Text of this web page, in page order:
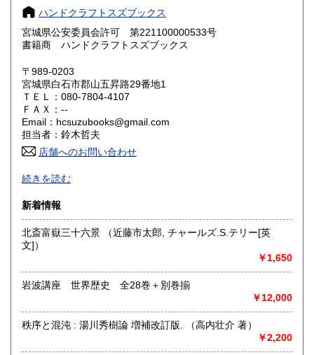
奈良県 185円
鳥取県 185円 島根県
岡山県
山口県 185円
香川県 185円
高知県 185円
佐賀県
熊本県 185円 大分県 185円
宮崎県
185円
ハンドクラフトスズブックス
宮城県公安委員会許可 第221100000533号
書籍商 ハンドクラフトスズブックス
〒989-0203
宮城県白石市郡山五昇路29番地1
ＴＥＬ：080-7804-4107
ＦＡＸ：--
Email：hcsuzubooks@gmail.com
担当者：鈴木哲夫
店舗へのお問い合わせ
「作って、遊んで、学ぶ」をテーマにしたオンラインブック
ストアです。
彩なジャンルを取り扱っております。
沿線名：-
最寄駅：-
定休日：不定休
出張買取、宅配買取を行っています。
出張買取エリアは、宮城県の仙南地域、福島県の県北地域と
続きを読む
新着情報
北斎富嶽三十六景 （近藤市太郎, チャールズ.S.テリー[英
文]）
￥1,650
岩波講座 世界歴史 全28巻＋別巻揃
￥12,000
秩序と混沌 : 湯川秀樹論 増補改訂版. （高内壮介 著）
￥2,200